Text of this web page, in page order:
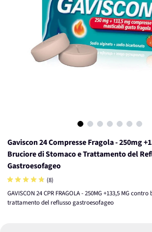
View larger image
View larger image
View larger image
View larger
View larger
View
Gaviscon 24 Compresse Fragola - 250mg
Bruciore di Stomaco e Trattamento del
Gastroesofageo
(8)
GAVISCON 24 CPR FRAGOLA - 250MG +133,5 MG
trattamento del reflusso gastroesofageo